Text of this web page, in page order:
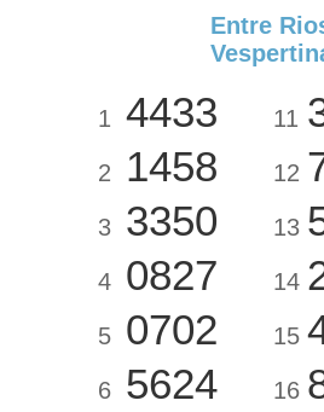
Entre
1 4433
2 1458
3 3350
4 0827
5 0702
6 5624
11
12
13
14
15
16